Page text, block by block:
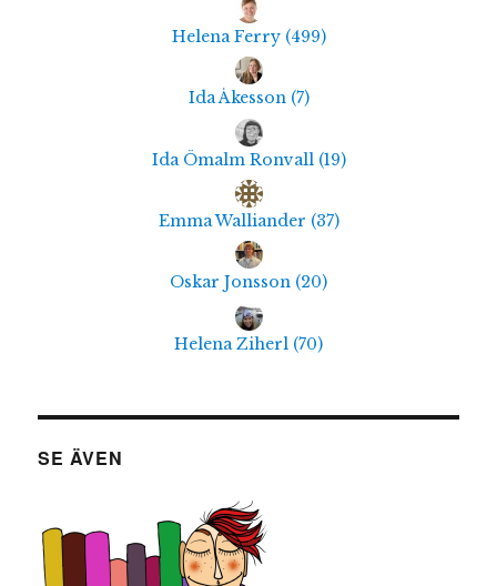
Helena Ferry (499)
Ida Åkesson (7)
Ida Ömalm Ronvall (19)
Emma Walliander (37)
Oskar Jonsson (20)
Helena Ziherl (70)
SE ÄVEN